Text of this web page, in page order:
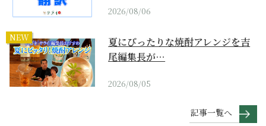
2026/08/06
NEW
夏にぴったりな焼酎アレンジを吉
尾編集長が…
2026/08/05
記事一覧へ